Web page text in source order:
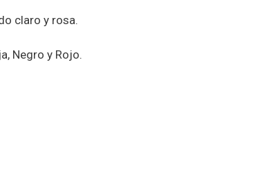
claro y rosa.
Negro y Rojo.